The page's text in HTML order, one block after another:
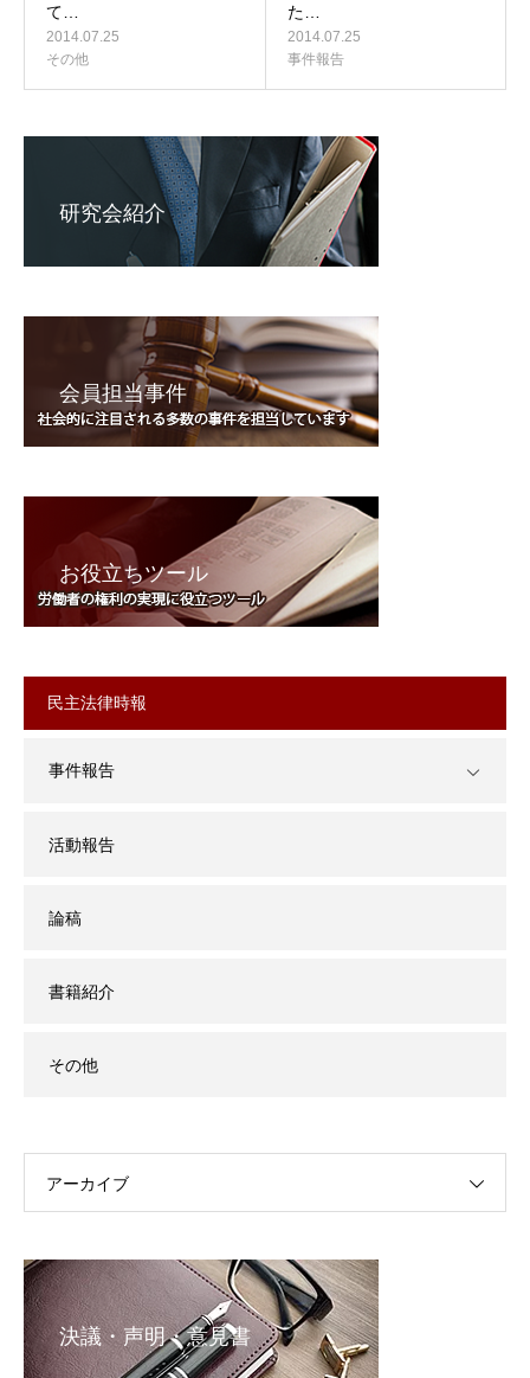
て…
2014.07.25
その他
た…
2014.07.25
事件報告
研究会紹介
会員担当事件
お役立ちツール
民主法律時報
事件報告
活動報告
論稿
書籍紹介
その他
アーカイブ
決議・声明・意見書